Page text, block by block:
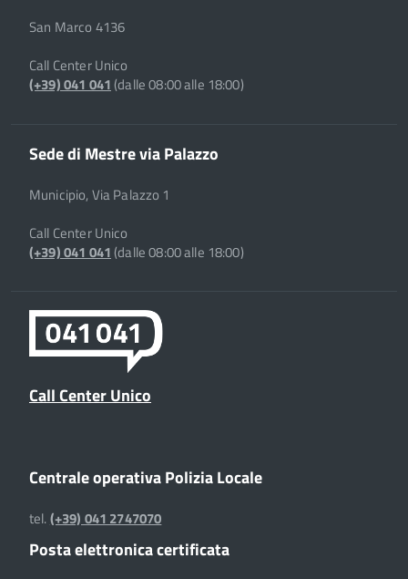
San Marco 4136
Call Center Unico
(+39) 041 041(dalle 08:00 alle 18:00)
Sede di Mestre via Palazzo
Municipio, Via Palazzo 1
Call Center Unico
(+39) 041 041(dalle 08:00 alle 18:00)
Call Center Unico
Centrale operativa Polizia Locale
tel.(+39) 041 2747070
Posta elettronica certificata